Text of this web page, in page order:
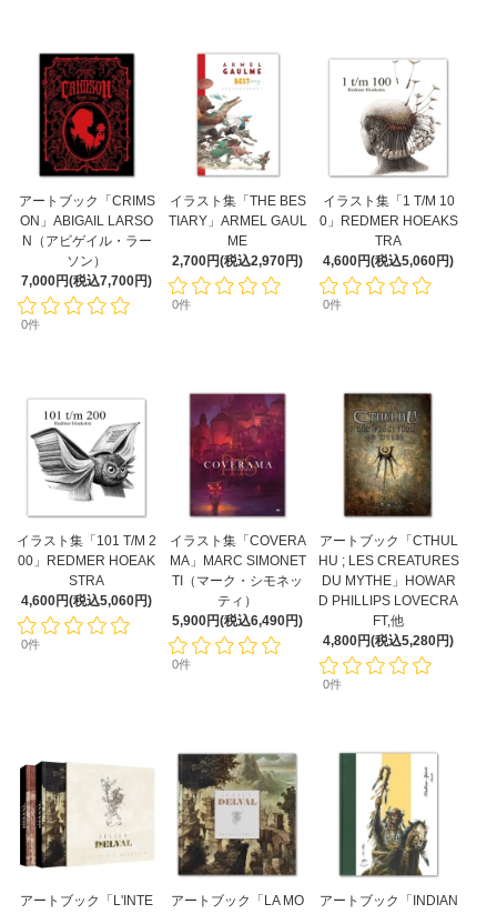
アートブック「CRIMS
ON」ABIGAIL LARSO
N（アビゲイル・ラー
ソン）
7,000円(税込7,700円)
0件
イラスト集「THE BES
TIARY」ARMEL GAUL
ME
2,700円(税込2,970円)
0件
イラスト集「1 T/M 10
0」REDMER HOEAKS
TRA
4,600円(税込5,060円)
0件
イラスト集「101 T/M 2
00」REDMER HOEAK
STRA
4,600円(税込5,060円)
0件
イラスト集「COVERA
MA」MARC SIMONET
TI（マーク・シモネッ
ティ）
5,900円(税込6,490円)
0件
アートブック「CTHUL
HU ; LES CREATURES
DU MYTHE」HOWAR
D PHILLIPS LOVECRA
FT,他
4,800円(税込5,280円)
0件
アートブック「L'INTE
アートブック「LA MO
アートブック「INDIAN